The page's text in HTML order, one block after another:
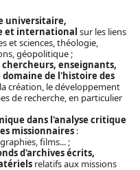
universitaire,
et international sur les liens
et sciences, théologie,
géopolitique ;
enseignants,
de l'histoire des
création, le développement
de recherche, en particulier
dans l'analyse critique
missionnaires :
films... ;
d'archives écrits,
relatifs aux missions